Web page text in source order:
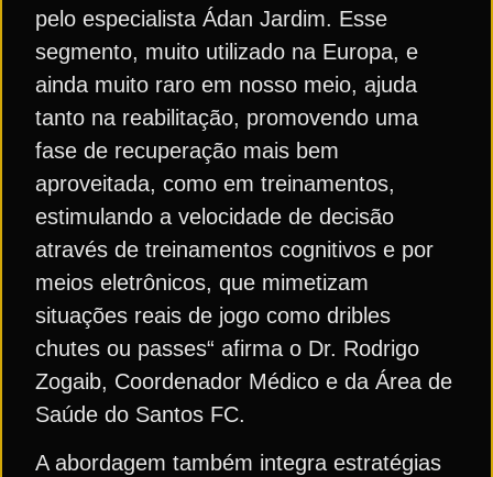
pelo especialista Ádan Jardim. Esse
segmento, muito utilizado na Europa, e
ainda muito raro em nosso meio, ajuda
tanto na reabilitação, promovendo uma
fase de recuperação mais bem
aproveitada, como em treinamentos,
estimulando a velocidade de decisão
através de treinamentos cognitivos e por
meios eletrônicos, que mimetizam
situações reais de jogo como dribles
chutes ou passes“ afirma o Dr. Rodrigo
Zogaib, Coordenador Médico e da Área de
Saúde do Santos FC.
A abordagem também integra estratégias